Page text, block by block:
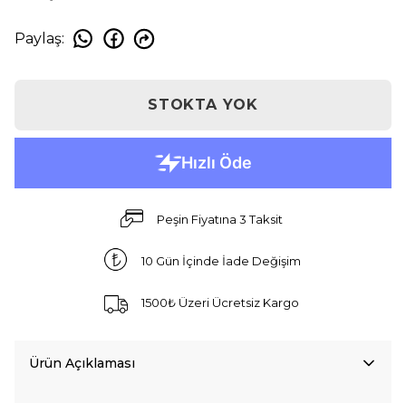
Paylaş:
STOKTA YOK
Peşin Fiyatına 3 Taksit
10 Gün İçinde İade Değişim
1500₺ Üzeri Ücretsiz Kargo
Ürün Açıklaması